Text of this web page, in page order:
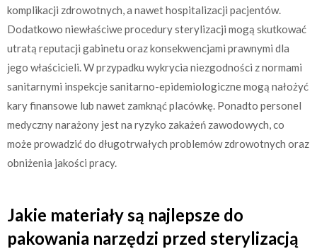
komplikacji zdrowotnych, a nawet hospitalizacji pacjentów.
Dodatkowo niewłaściwe procedury sterylizacji mogą skutkować
utratą reputacji gabinetu oraz konsekwencjami prawnymi dla
jego właścicieli. W przypadku wykrycia niezgodności z normami
sanitarnymi inspekcje sanitarno-epidemiologiczne mogą nałożyć
kary finansowe lub nawet zamknąć placówkę. Ponadto personel
medyczny narażony jest na ryzyko zakażeń zawodowych, co
może prowadzić do długotrwałych problemów zdrowotnych oraz
obniżenia jakości pracy.
Jakie materiały są najlepsze do
pakowania narzędzi przed sterylizacją